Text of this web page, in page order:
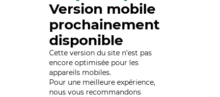
Version mobile
prochainement
disponible
Cette version du site n’est pas
encore optimisée pour les
appareils mobiles.
Pour une meilleure expérience,
nous vous recommandons